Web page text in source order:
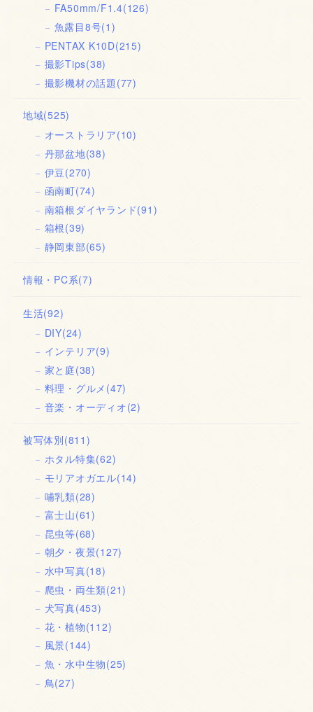
FA50mm/F1.4(126)
魚露目8号(1)
PENTAX K10D(215)
撮影Tips(38)
撮影機材の話題 (77)
地域(525)
オーストラリア(10)
丹那盆地(38)
伊豆(270)
函南町(74)
南箱根ダイヤランド(91)
箱根(39)
静岡東部(65)
情報・PC系(7)
生活(92)
DIY(24)
インテリア(9)
家と庭(38)
料理・グルメ (47)
音楽・オーディオ(2)
被写体別(811)
ホタル特集(62)
モリアオガエル(14)
哺乳類(28)
富士山(61)
昆虫等(68)
朝夕・夜景(127)
水中写真(18)
爬虫・両生類(21)
犬写真(453)
花・植物(112)
風景(144)
魚・水中生物(25)
鳥(27)